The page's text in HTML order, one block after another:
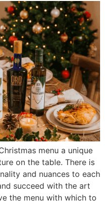
menu a unique
on the table. There is
and nuances to each
succeed with the art
the menu with which to